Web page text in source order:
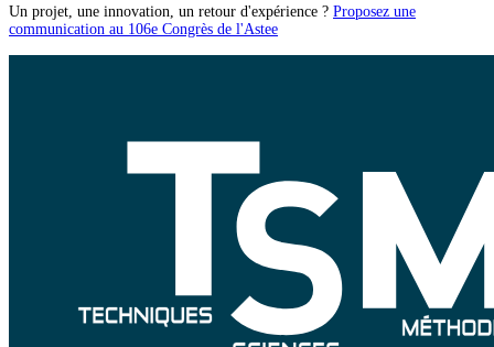
Un projet, une innovation, un retour d'expérience ? Proposez une
communication au 106e Congrès de l'Astee